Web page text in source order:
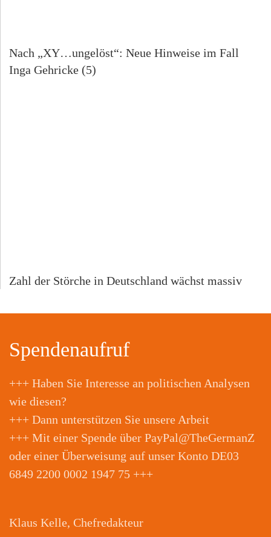
Nach „XY…ungelöst“: Neue Hinweise im Fall
Inga Gehricke (5)
Zahl der Störche in Deutschland wächst massiv
Spendenaufruf
+++ Haben Sie Interesse an politischen Analysen
wie diesen?
+++ Dann unterstützen Sie unsere Arbeit
+++ Mit einer Spende über PayPal@TheGermanZ
oder einer Überweisung auf unser Konto DE03
6849 2200 0002 1947 75 +++
Klaus Kelle, Chefredakteur